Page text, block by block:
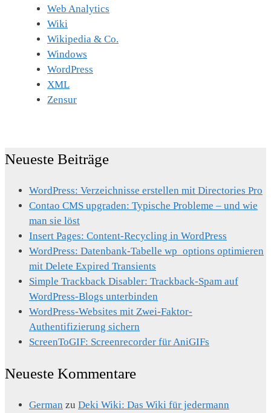
Web Analytics
Wiki
Wikipedia & Co.
Windows
WordPress
XML
Zensur
Neueste Beiträge
WordPress: Verzeichnisse erstellen mit Directories Pro
Contao CMS upgraden: Typische Probleme – und wie
man sie löst
Insert Pages: Content-Recycling in WordPress
WordPress: Datenbank-Tabelle wp_options optimieren
mit Delete Expired Transients
Simple Trackback Disabler: Trackback-Spam auf
WordPress-Blogs unterbinden
WordPress-Websites mit Zwei-Faktor-
Authentifizierung sichern
ScreenToGIF: Screenrecorder für AniGIFs
Neueste Kommentare
German zu Deki Wiki: Das Wiki für jedermann